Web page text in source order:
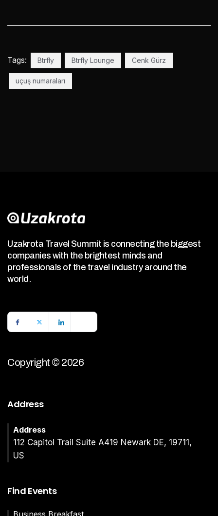
Tags: Btrfly Btrfly Lounge Cenk Gürz
uçuş numaraları
Uzakrota Travel Summit is connecting the biggest
companies with the brightest minds and
professionals of the travel industry around the
world.
Copyright © 2026
Address
Address
112 Capitol Trail Suite A419 Newark DE, 19711,
US
Find Events